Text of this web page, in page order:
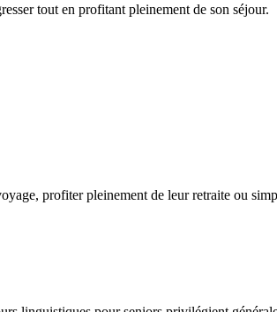
tout en profitant pleinement de son séjour.
profiter pleinement de leur retraite ou